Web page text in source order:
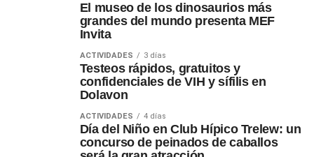
El museo de los dinosaurios más
grandes del mundo presenta MEF
Invita
ACTIVIDADES 3 días
Testeos rápidos, gratuitos y
confidenciales de VIH y sífilis en
Dolavon
ACTIVIDADES 4 días
Día del Niño en Club Hípico Trelew: un
concurso de peinados de caballos